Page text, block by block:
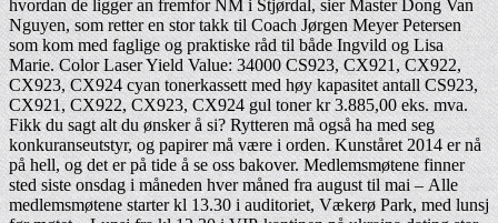
hvordan de ligger an fremfor NM i Stjørdal, sier Master Dong Van
Nguyen, som retter en stor takk til Coach Jørgen Meyer Petersen
som kom med faglige og praktiske råd til både Ingvild og Lisa
Marie. Color Laser Yield Value: 34000 CS923, CX921, CX922,
CX923, CX924 cyan tonerkassett med høy kapasitet antall CS923,
CX921, CX922, CX923, CX924 gul toner kr 3.885,00 eks. mva.
Fikk du sagt alt du ønsker å si? Rytteren må også ha med seg
konkuranseutstyr, og papirer må være i orden. Kunståret 2014 er nå
på hell, og det er på tide å se oss bakover. Medlemsmøtene finner
sted siste onsdag i måneden hver måned fra august til mai – Alle
medlemsmøtene starter kl 13.30 i auditoriet, Vækerø Park, med lunsj